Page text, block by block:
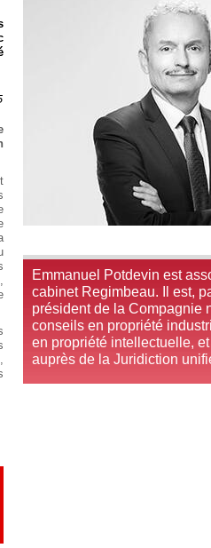
Emmanuel Potdevin est
cabinet Regimbeau. Il est,
président de la Compagnie
conseils en propriété
en propriété intellectuelle,
auprès de la Juridiction